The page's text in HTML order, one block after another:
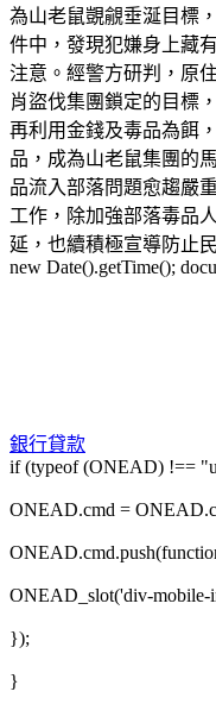
為山老鼠覬覦垂涎目標
件中，發現犯嫌身上藏
注意。經警方研判，原
肖盜伐集團鎖定的目標
再利用金錢及毒品為餌
品，成為山老鼠集團的
品流入部落問題愈趨嚴
工作，除加強部落毒品
延，也續積極宣導防止
new Date().getTime();
銀行貸款
if (typeof (ONEAD) !==
ONEAD.cmd =
ONEAD_slot('div-mobile-
});
}